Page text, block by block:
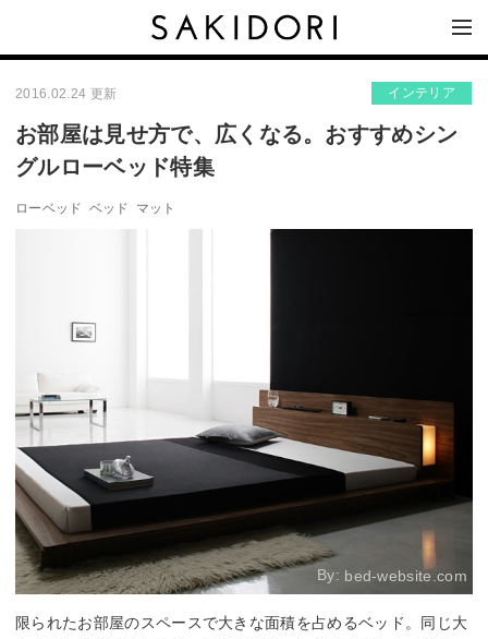
2016.02.24 更新 インテリア
お部屋は見せ方で、広くなる。おすすめシン
グルローベッド特集
ローベッド ベッド マット
By: bed-website.com
限られたお部屋のスペースで大きな面積を占めるベッド。同じ大